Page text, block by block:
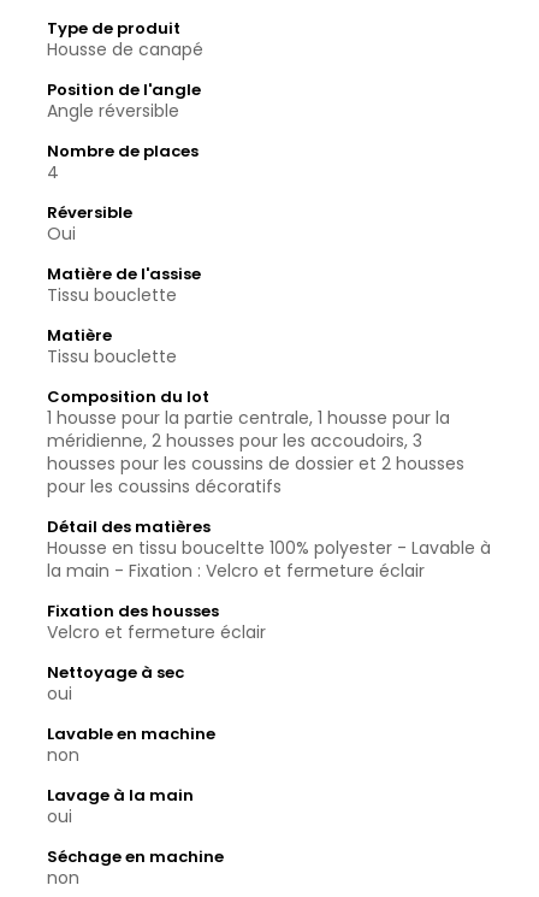
Type de produit
Housse de canapé
Position de l'angle
Angle réversible
Nombre de places
4
Réversible
Oui
Matière de l'assise
Tissu bouclette
Matière
Tissu bouclette
Composition du lot
1 housse pour la partie centrale, 1 housse pour la
méridienne, 2 housses pour les accoudoirs, 3
housses pour les coussins de dossier et 2 housses
pour les coussins décoratifs
Détail des matières
Housse en tissu bouceltte 100% polyester - Lavable à
la main - Fixation : Velcro et fermeture éclair
Fixation des housses
Velcro et fermeture éclair
Nettoyage à sec
oui
Lavable en machine
non
Lavage à la main
oui
Séchage en machine
non